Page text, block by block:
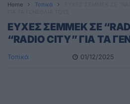
Home Τοπικά
ΕΥΧΕΣ ΣΕΜΜΕΚ ΣΕ
“RADIO CITY” ΓΙΑ ΤΑ
Τοπικά 01/12/2025